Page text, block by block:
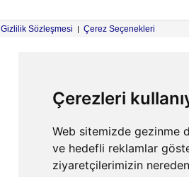
Çerezleri
Web sitemizde gezinme
ve hedefli reklamlar
ziyaretçilerimizin
Gizlilik Sözleşmesi Çerez Seçenekleri